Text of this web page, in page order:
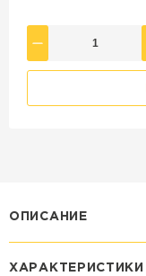
ОПИСАНИЕ
ХАРАКТЕРИСТИКИ